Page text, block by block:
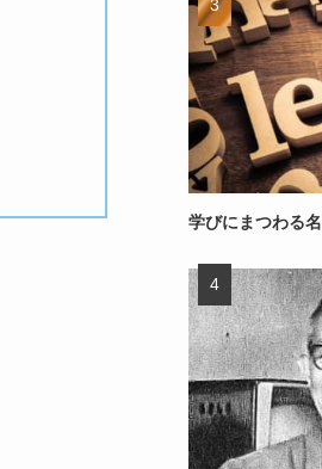
学びにまつわる